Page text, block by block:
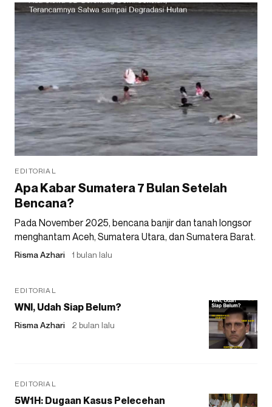
EDITORIAL
Apa Kabar Sumatera 7 Bulan Setelah
Bencana?
Pada November 2025, bencana banjir dan tanah longsor
menghantam Aceh, Sumatera Utara, dan Sumatera Barat.
Risma Azhari 1 bulan lalu
EDITORIAL
WNI, Udah Siap Belum?
Risma Azhari 2 bulan lalu
EDITORIAL
5W1H: Dugaan Kasus Pelecehan